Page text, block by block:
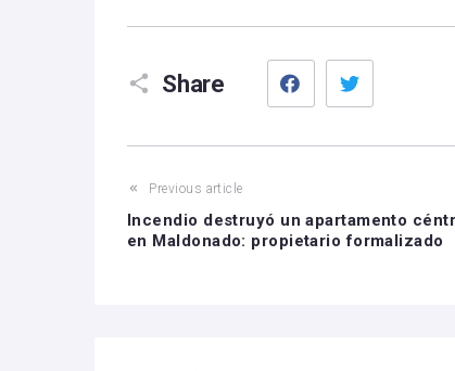
Share
Facebook
Previous article
Incendio destruyó un apartamento
en Maldonado: propietario formalizado